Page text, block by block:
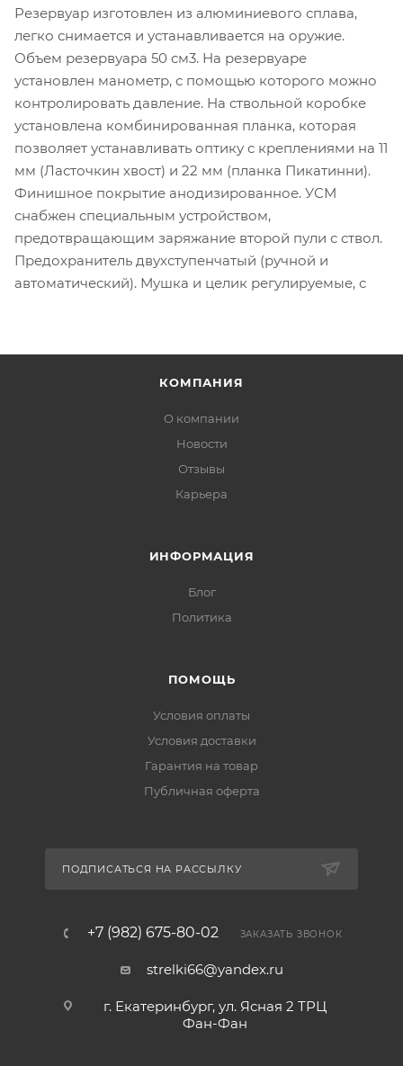
Резервуар изготовлен из алюминиевого сплава,
легко снимается и устанавливается на оружие.
Объем резервуара 50 см3. На резервуаре
установлен манометр, с помощью которого можно
контролировать давление. На ствольной коробке
установлена комбинированная планка, которая
позволяет устанавливать оптику с креплениями на 11
мм (Ласточкин хвост) и 22 мм (планка Пикатинни).
Финишное покрытие анодизированное. УСМ
снабжен специальным устройством,
предотвращающим заряжание второй пули с ствол.
Предохранитель двухступенчатый (ручной и
автоматический). Мушка и целик регулируемые, с
КОМПАНИЯ
О компании
Новости
Отзывы
Карьера
ИНФОРМАЦИЯ
Блог
Политика
ПОМОЩЬ
Условия оплаты
Условия доставки
Гарантия на товар
Публичная оферта
ПОДПИСАТЬСЯ НА РАССЫЛКУ
+7 (982) 675-80-02 ЗАКАЗАТЬ ЗВОНОК
strelki66@yandex.ru
г. Екатеринбург, ул. Ясная 2 ТРЦ
Фан-Фан